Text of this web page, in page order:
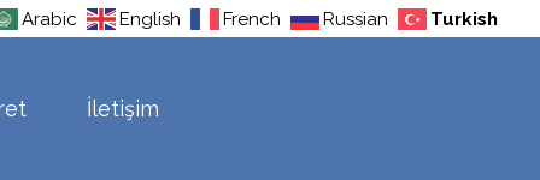
Arabic English French Russian Turkish
İletişim